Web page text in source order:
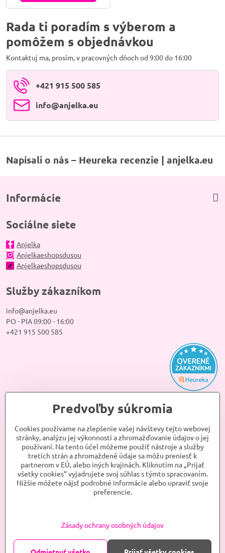
Rada ti poradím s výberom a
pomôžem s objednávkou
Kontaktuj ma, prosím, v pracovných dňoch od 9:00 do 16:00
+421 915 500 585
info​@anjelka​.eu
Napísali o nás – Heureka recenzie | anjelka.eu
Informácie
Sociálne siete
Anjelka
Anjelkaeshopsdusou
Anjelkaeshopsdusou
Služby zákazníkom
info@anjelka.eu
PO - PIA 09:00 - 16:00
+421 915 500 585
©2026ANJELKA, s.r.o.
Predvoľby súkromia
Cookies používame na zlepšenie vašej návštevy tejto webovej
stránky, analýzu jej výkonnosti a zhromažďovanie údajov o jej
používaní. Na tento účel môžeme použiť nástroje a služby
tretích strán a zhromaždené údaje sa môžu preniesť k
partnerom v EÚ, alebo iných krajinách. Kliknutím na „Prijať
všetky cookies“ vyjadrujete svoj súhlas s týmto spracovaním.
Nižšie môžete nájsť podrobné informácie alebo upraviť svoje
preferencie.
Zásady ochrany osobných údajov